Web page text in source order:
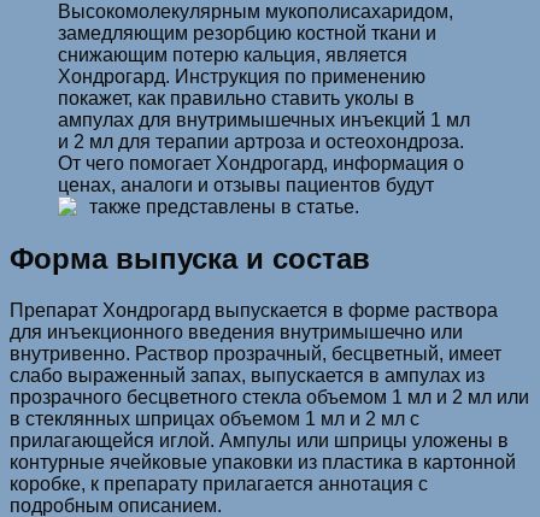
Высокомолекулярным мукополисахаридом,
замедляющим резорбцию костной ткани и
снижающим потерю кальция, является
Хондрогард. Инструкция по применению
покажет, как правильно ставить уколы в
ампулах для внутримышечных инъекций 1 мл
и 2 мл для терапии артроза и остеохондроза.
От чего помогает Хондрогард, информация о
ценах, аналоги и отзывы пациентов будут
также представлены в статье.
Форма выпуска и состав
Препарат Хондрогард выпускается в форме раствора
для инъекционного введения внутримышечно или
внутривенно. Раствор прозрачный, бесцветный, имеет
слабо выраженный запах, выпускается в ампулах из
прозрачного бесцветного стекла объемом 1 мл и 2 мл или
в стеклянных шприцах объемом 1 мл и 2 мл с
прилагающейся иглой. Ампулы или шприцы уложены в
контурные ячейковые упаковки из пластика в картонной
коробке, к препарату прилагается аннотация с
подробным описанием.